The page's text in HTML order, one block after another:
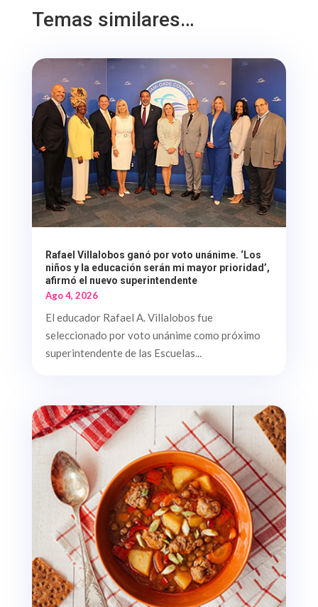
Temas similares…
Rafael Villalobos ganó por voto unánime. ‘Los
niños y la educación serán mi mayor prioridad’,
afirmó el nuevo superintendente
Ago 4, 2026
El educador Rafael A. Villalobos fue
seleccionado por voto unánime como próximo
superintendente de las Escuelas...